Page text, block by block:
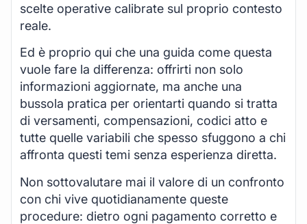
scelte operative calibrate sul proprio contesto
reale.
Ed è proprio qui che una guida come questa
vuole fare la differenza: offrirti non solo
informazioni aggiornate, ma anche una
bussola pratica per orientarti quando si tratta
di versamenti, compensazioni, codici atto e
tutte quelle variabili che spesso sfuggono a chi
affronta questi temi senza esperienza diretta.
Non sottovalutare mai il valore di un confronto
con chi vive quotidianamente queste
procedure: dietro ogni pagamento corretto e